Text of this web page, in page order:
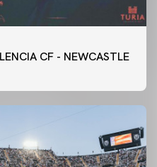
CF - NEWCASTLE